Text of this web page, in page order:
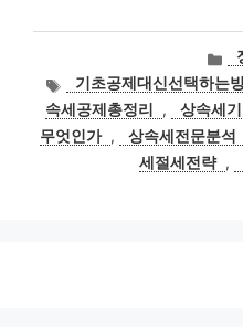
카
테
고
리
태
그
기초공제대신선택하는
속세공제총정리
, 상속세기
무엇인가 , 상속세전문분석
세절세전략 ,